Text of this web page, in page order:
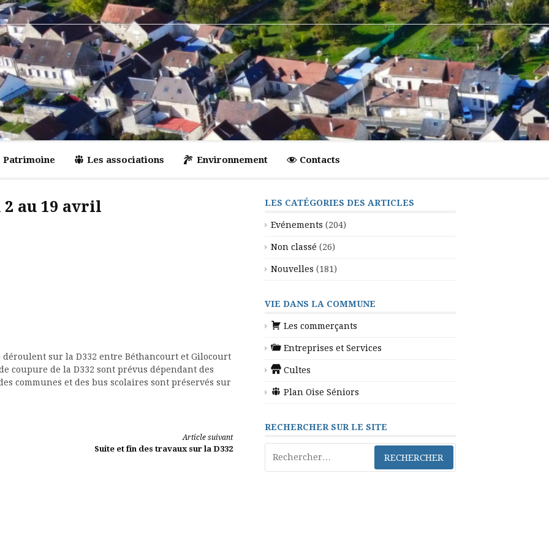
Patrimoine Les associations Environnement Contacts
2 au 19 avril
déroulent sur la D332 entre Béthancourt et Gilocourt
coupure de la D332 sont prévus dépendant des
communes et des bus scolaires sont préservés sur
Article suivant
Suite et fin des travaux sur la D332
LES CATÉGORIES DES ARTICLES
Evénements (204)
Non classé (26)
Nouvelles (181)
VIE DANS LA COMMUNE
Les commerçants
Entreprises et Services
Cultes
Plan Oise Séniors
RECHERCHER SUR LE SITE